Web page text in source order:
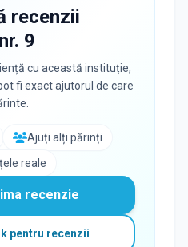
recenzii
9
cu această instituție,
fi exact ajutorul de care
Ajuți alți părinți
reale
recenzie
pentru recenzii